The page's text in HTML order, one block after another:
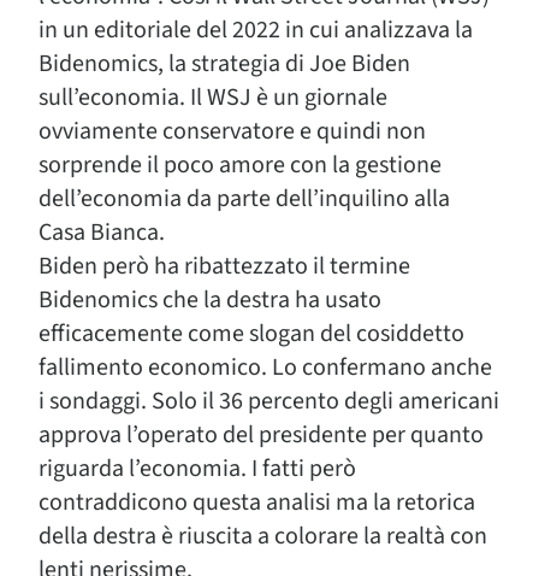
in un editoriale del 2022 in cui analizzava la
Bidenomics, la strategia di Joe Biden
sull’economia. Il WSJ è un giornale
ovviamente conservatore e quindi non
sorprende il poco amore con la gestione
dell’economia da parte dell’inquilino alla
Casa Bianca.
Biden però ha ribattezzato il termine
Bidenomics che la destra ha usato
efficacemente come slogan del cosiddetto
fallimento economico. Lo confermano anche
i sondaggi. Solo il 36 percento degli americani
approva l’operato del presidente per quanto
riguarda l’economia. I fatti però
contraddicono questa analisi ma la retorica
della destra è riuscita a colorare la realtà con